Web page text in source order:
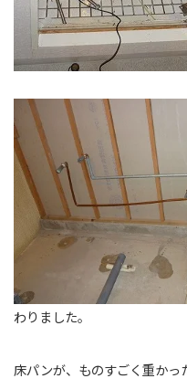
わりました。
床パンが、ものすごく重かっ